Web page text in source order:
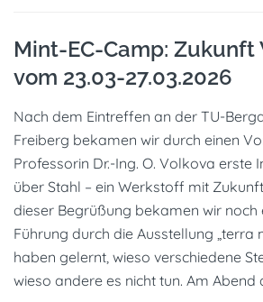
Mint-EC-Camp: Zukunft
vom 23.03-27.03.2026
Nach dem Eintreffen an der TU-
Freiberg bekamen wir durch einen
Professorin Dr.-Ing. O. Volkova erste
über Stahl – ein Werkstoff mit
dieser Begrüßung bekamen wir noch
Führung durch die Ausstellung „terra
haben gelernt, wieso verschiedene
wieso andere es nicht tun. Am Abend